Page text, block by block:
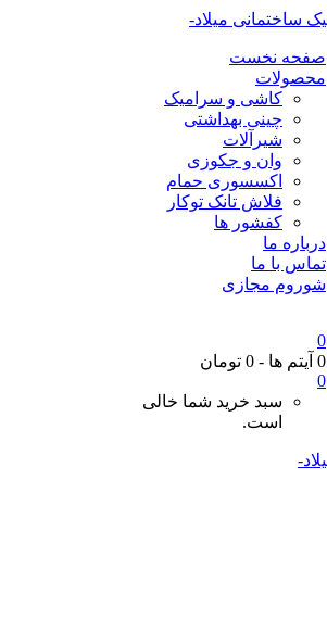
صفحه نخست
محصولات
کاشی و سرامیک
چینی بهداشتی
شیرآلات
وان و جکوزی
اکسسوری حمام
فلاش تانک توکار
کفشور ها
درباره ما
تماس با ما
شوروم مجازی
0
0 آیتم ها
-
0 تومان
0
سبد خرید شما خالی
است.